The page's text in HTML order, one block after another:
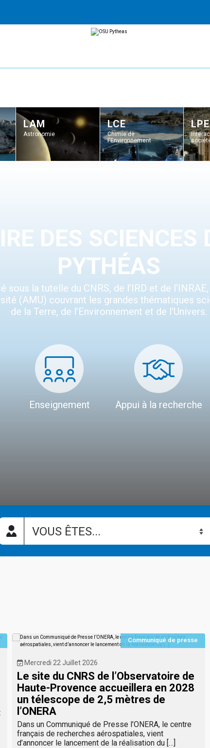
LAM
Astronomie
LCE
Chimie de
l'Environnement
DES SCIENCES
PYTHÉAS
sous la tutelle du CNRS, de l’IRD et de
(AMU) couvrant les grandes thématiques
de la Terre, de l’Environnement et de l’Univers.
Enseignement Appui à la recherche
Communiqué de presse
Mercredi 22 Juillet 2026
Le site du CNRS de l’Observatoire de
Haute-Provence accueillera en 2028
un télescope de 2,5 mètres de
l’ONERA
Dans un Communiqué de Presse l’ONERA, le centre
français de recherches aérospatiales, vient
d’annoncer le lancement de la réalisation du […]